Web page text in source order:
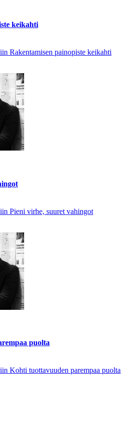
keikahti
Rakentamisen painopiste keikahti
Pieni virhe, suuret vahingot
puolta
Kohti tuottavuuden parempaa puolta